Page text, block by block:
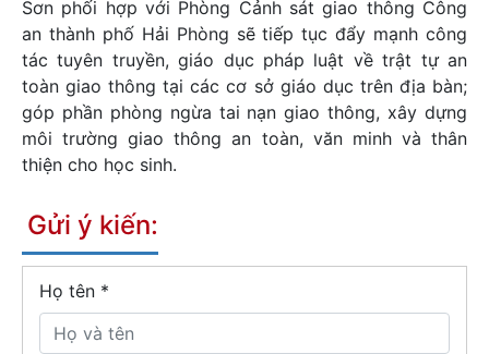
Sơn phối hợp với Phòng Cảnh sát giao thông Công
an thành phố Hải Phòng sẽ tiếp tục đẩy mạnh công
tác tuyên truyền, giáo dục pháp luật về trật tự an
toàn giao thông tại các cơ sở giáo dục trên địa bàn;
góp phần phòng ngừa tai nạn giao thông, xây dựng
môi trường giao thông an toàn, văn minh và thân
thiện cho học sinh.
Gửi ý kiến:
Họ tên *